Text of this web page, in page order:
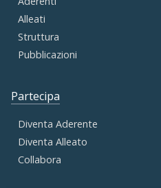
Alleati
Struttura
Pubblicazioni
Partecipa
Diventa Aderente
Diventa Alleato
Collabora